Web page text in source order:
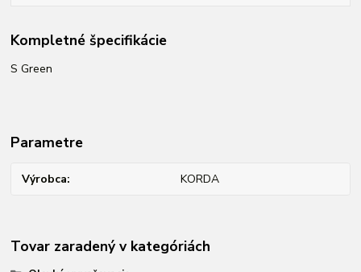
Kompletné špecifikácie
S Green
Parametre
Výrobca KORDA
Tovar zaradený v kategóriách